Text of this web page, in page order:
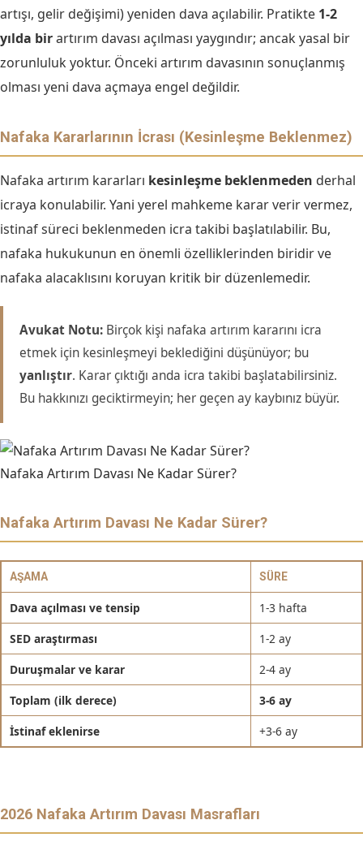
artışı, gelir değişimi) yeniden dava açılabilir. Pratikte 1-2
yılda birartırım davası açılması yaygındır; ancak yasal bir
zorunluluk yoktur. Önceki artırım davasının sonuçlanmış
olması yeni dava açmaya engel değildir.
Nafaka Kararlarının İcrası (Kesinleşme Beklenmez)
Nafaka artırım kararları kesinleşme beklenmeden derhal
icraya konulabilir. Yani yerel mahkeme karar verir vermez,
istinaf süreci beklenmeden icra takibi başlatılabilir. Bu,
nafaka hukukunun en önemli özelliklerinden biridir ve
nafaka alacaklısını koruyan kritik bir düzenlemedir.
Avukat Notu: Birçok kişi nafaka artırım kararını icra
etmek için kesinleşmeyi beklediğini düşünüyor; bu
yanlıştır. Karar çıktığı anda icra takibi başlatabilirsiniz.
Bu hakkınızı geciktirmeyin; her geçen ay kaybınız büyür.
Nafaka Artırım Davası Ne Kadar Sürer?
Nafaka Artırım Davası Ne Kadar Sürer?
AŞAMA SÜRE
Dava açılması ve tensip
1-3 hafta
SED araştırması
1-2 ay
Duruşmalar ve karar
2-4 ay
Toplam (ilk derece)
3-6 ay
İstinaf eklenirse
+3-6 ay
2026 Nafaka Artırım Davası Masrafları